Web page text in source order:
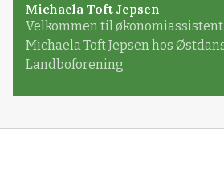
Michaela Toft Jepsen
Velkommen til
Michaela Toft Jepsen hos
Landboforening